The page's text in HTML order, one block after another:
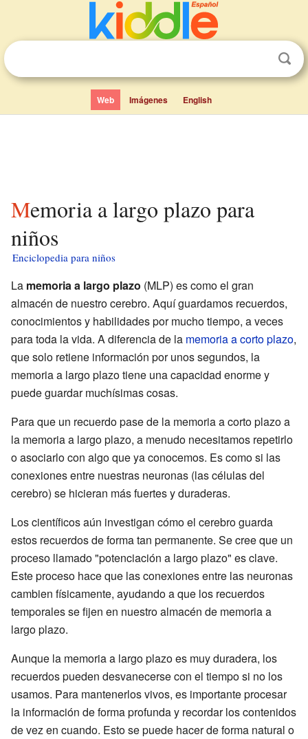
Web Imágenes English
Memoria a largo plazo para
niños
Enciclopedia para niños
La memoria a largo plazo (MLP) es como el gran
almacén de nuestro cerebro. Aquí guardamos recuerdos,
conocimientos y habilidades por mucho tiempo, a veces
para toda la vida. A diferencia de la memoria a corto plazo,
que solo retiene información por unos segundos, la
memoria a largo plazo tiene una capacidad enorme y
puede guardar muchísimas cosas.
Para que un recuerdo pase de la memoria a corto plazo a
la memoria a largo plazo, a menudo necesitamos repetirlo
o asociarlo con algo que ya conocemos. Es como si las
conexiones entre nuestras neuronas (las células del
cerebro) se hicieran más fuertes y duraderas.
Los científicos aún investigan cómo el cerebro guarda
estos recuerdos de forma tan permanente. Se cree que un
proceso llamado "potenciación a largo plazo" es clave.
Este proceso hace que las conexiones entre las neuronas
cambien físicamente, ayudando a que los recuerdos
temporales se fijen en nuestro almacén de memoria a
largo plazo.
Aunque la memoria a largo plazo es muy duradera, los
recuerdos pueden desvanecerse con el tiempo si no los
usamos. Para mantenerlos vivos, es importante procesar
la información de forma profunda y recordar los contenidos
de vez en cuando. Esto se puede hacer de forma natural o